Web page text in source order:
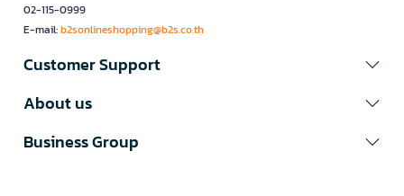
02-115-0999
E-mail:b2sonlineshopping@b2s.co.th
Customer Support
About us
Business Group